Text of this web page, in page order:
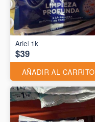
Ariel 1k
$39
AÑADIR AL CARRITO